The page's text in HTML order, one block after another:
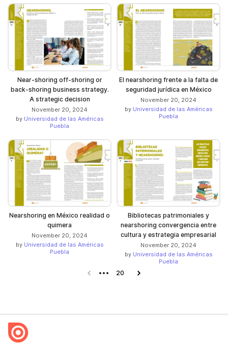
Near-shoring off-shoring or
back-shoring business strategy.
A strategic decision
November 20, 2024
by Universidad de las Américas
Puebla
El nearshoring frente a la falta de
seguridad jurídica en México
November 20, 2024
by Universidad de las Américas
Puebla
Nearshoring en México realidad o
quimera
November 20, 2024
by Universidad de las Américas
Puebla
Bibliotecas patrimoniales y
nearshoring convergencia entre
cultura y estrategia empresarial
November 20, 2024
by Universidad de las Américas
Puebla
Previous page
20 Next page